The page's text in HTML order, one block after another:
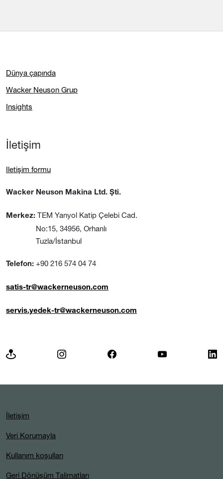
Dünya çapında
Wacker Neuson Grup
Insights
İletişim
Iletişim formu
Wacker Neuson Makina Ltd. Şti.
Merkez: TEM Yanyol Katip Çelebi Cad.
No:15, 34956, Orhanlı
Tuzla/İstanbul
Telefon: +90 216 574 04 74
satis-tr@wackerneuson.com
servis.yedek-tr@wackerneuson.com
İletişim
Veri Korumayla
Kullanım koşulları
Geri Dönüşüm Talimatları